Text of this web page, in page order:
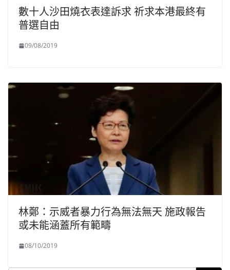
數十人沙田燒衣表達訴求 祈求本港最終有
普選自由
09/08/2019
林鄭：示威者暴力行為無法無天 施政報告
或未能涵蓋所有範疇
08/10/2019